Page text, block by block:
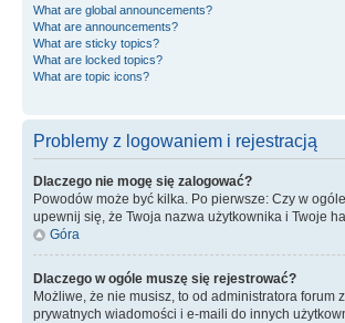
What are global announcements?
What are announcements?
What are sticky topics?
What are locked topics?
What are topic icons?
Problemy z logowaniem i rejestracją
Dlaczego nie mogę się zalogować?
Powodów może być kilka. Po pierwsze: Czy w
upewnij się, że Twoja nazwa użytkownika i Twoje
Góra
Dlaczego w ogóle muszę się rejestrować?
Możliwe, że nie musisz, to od administratora
prywatnych wiadomości i e-maili do innych